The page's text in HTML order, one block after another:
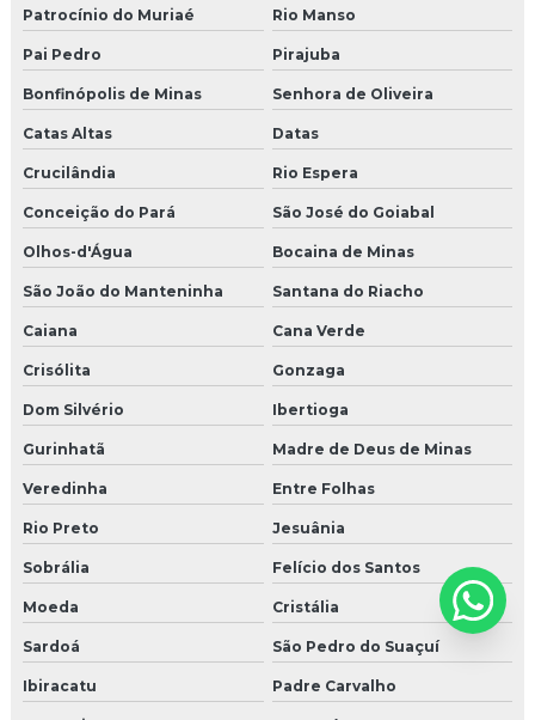
Patrocínio do Muriaé Rio Manso
Pai Pedro Pirajuba
Bonfinópolis de Minas Senhora de Oliveira
Catas Altas Datas
Crucilândia Rio Espera
Conceição do Pará São José do Goiabal
Olhos-d'Água Bocaina de Minas
São João do Manteninha Santana do Riacho
Caiana Cana Verde
Crisólita Gonzaga
Dom Silvério Ibertioga
Gurinhatã Madre de Deus de Minas
Veredinha Entre Folhas
Rio Preto Jesuânia
Sobrália Felício dos Santos
Moeda Cristália
Sardoá São Pedro do Suaçuí
Ibiracatu Padre Carvalho